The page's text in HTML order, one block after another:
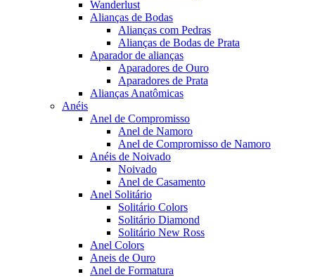
Wanderlust
Alianças de Bodas
Alianças com Pedras
Alianças de Bodas de Prata
Aparador de alianças
Aparadores de Ouro
Aparadores de Prata
Alianças Anatômicas
Anéis
Anel de Compromisso
Anel de Namoro
Anel de Compromisso de Namoro
Anéis de Noivado
Noivado
Anel de Casamento
Anel Solitário
Solitário Colors
Solitário Diamond
Solitário New Ross
Anel Colors
Aneis de Ouro
Anel de Formatura